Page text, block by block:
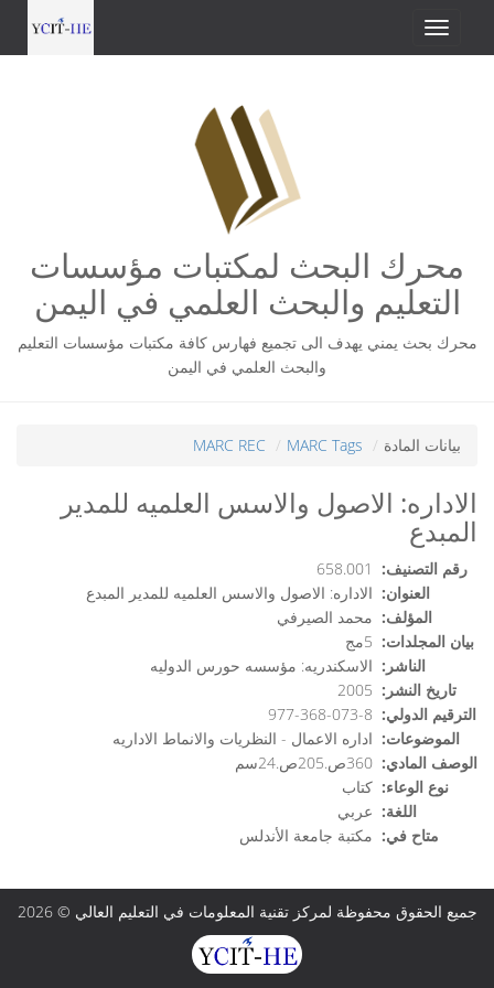
محرك البحث لمكتبات مؤسسات
التعليم والبحث العلمي في اليمن
محرك بحث يمني يهدف الى تجميع فهارس كافة مكتبات مؤسسات التعليم
والبحث العلمي في اليمن
بيانات المادة MARC Tags
MARC REC
الاداره: الاصول والاسس العلميه للمدير
المبدع
رقم التصنيف:
658.001
العنوان: الاداره: الاصول والاسس العلميه للمدير المبدع
المؤلف: محمد الصيرفي
بيان المجلدات: 5مج
الناشر: الاسكندريه: مؤسسه حورس الدوليه
تاريخ النشر: 2005
الترقيم الدولي: 977-368-073-8
الموضوعات: اداره الاعمال - النظريات والانماط الاداريه
الوصف المادي: 360ص.205ص.24سم
نوع الوعاء: كتاب
اللغة: عربي
متاح في: مكتبة جامعة الأندلس
جميع الحقوق محفوظة لمركز تقنية المعلومات في التعليم العالي © 2026